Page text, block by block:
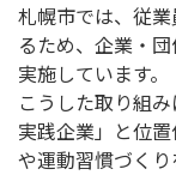
札幌市では、従
るため、企業・
実施しています。
こうした取り組
実践企業」と位
や運動習慣づくり